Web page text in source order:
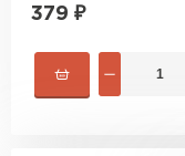
379 ₽